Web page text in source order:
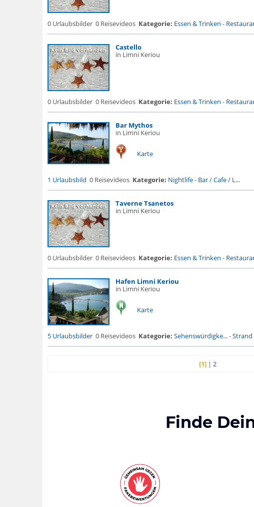
0 Urlaubsbilder 0 Reisevideos Kategorie: Essen & Trinken -
Castello
in Limni Keriou
0 Urlaubsbilder 0 Reisevideos Kategorie: Essen & Trinken -
Bar Mythos
in Limni Keriou
Karte
1 Urlaubsbild 0 Reisevideos Kategorie: Nightlife- Bar / Cafe / L...
Taverne Tsanetos
in Limni Keriou
0 Urlaubsbilder 0 Reisevideos Kategorie: Essen & Trinken -
Hafen Limni Keriou
in Limni Keriou
Karte
5 Urlaubsbilder 0 Reisevideos Kategorie: Sehenswürdigke...-Strand
[1]| 2
Finde